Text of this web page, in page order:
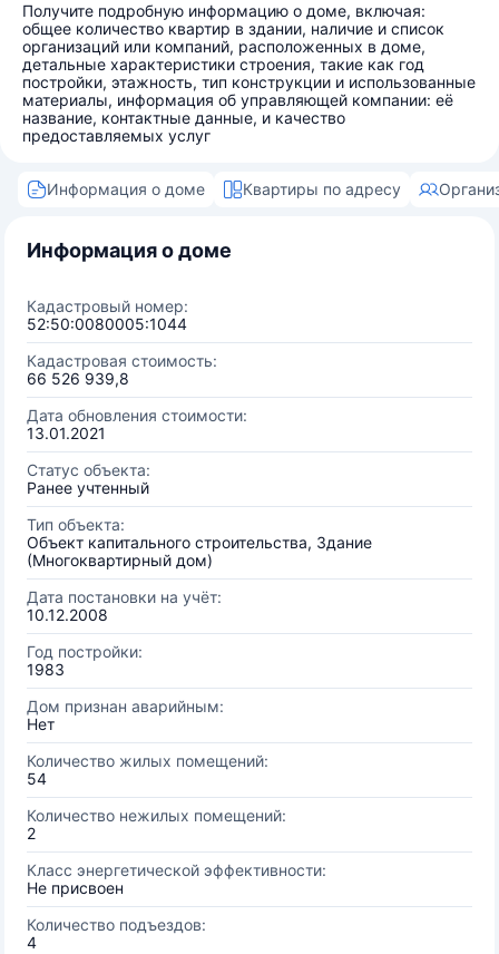
Получите подробную информацию о доме, включая:
общее количество квартир в здании, наличие и список
организаций или компаний, расположенных в доме,
детальные характеристики строения, такие как год
постройки, этажность, тип конструкции и использованные
материалы, информация об управляющей компании: её
название, контактные данные, и качество
предоставляемых услуг
Информация о доме Квартиры по адресу
Информация о доме
Кадастровый номер:
52:50:0080005:1044
Кадастровая стоимость:
66 526 939,8
Дата обновления стоимости:
13.01.2021
Статус объекта:
Ранее учтенный
Тип объекта:
Объект капитального строительства, Здание
(Многоквартирный дом)
Дата постановки на учёт:
10.12.2008
Год постройки:
1983
Дом признан аварийным:
Нет
Количество жилых помещений:
54
Количество нежилых помещений:
2
Класс энергетической эффективности:
Не присвоен
Количество подъездов:
4